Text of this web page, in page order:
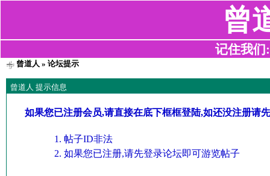
曾
记住我们
曾道人 » 论坛提示
曾道人 提示信息
如果您已注册会员,请直接在底下框框登陆,如还没注册请
帖子ID非法
如果您已注册,请先登录论坛即可游览帖子